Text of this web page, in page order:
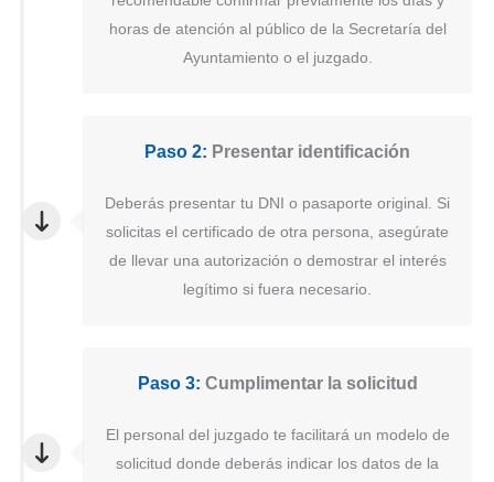
horas de atención al público de la Secretaría del
Ayuntamiento o el juzgado.
Paso 2: Presentar identificación
Deberás presentar tu DNI o pasaporte original. Si
solicitas el certificado de otra persona, asegúrate
de llevar una autorización o demostrar el interés
legítimo si fuera necesario.
Paso 3: Cumplimentar la solicitud
El personal del juzgado te facilitará un modelo de
solicitud donde deberás indicar los datos de la